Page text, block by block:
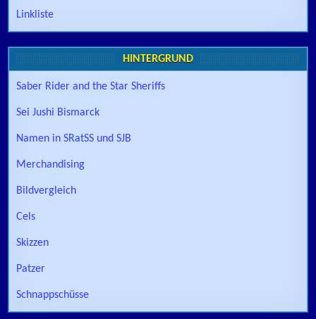
Linkliste
HINTERGRUND
Saber Rider and the Star Sheriffs
Sei Jushi Bismarck
Namen in SRatSS und SJB
Merchandising
Bildvergleich
Cels
Skizzen
Patzer
Schnappschüsse